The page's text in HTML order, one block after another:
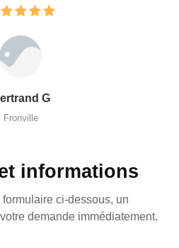
G
Fronville
informations
ci-dessous, un
demande immédiatement.